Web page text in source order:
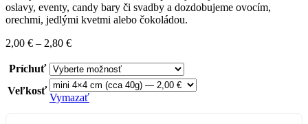
oslavy, eventy, candy bary či svadby a dozdobujeme ovocím,
orechmi, jedlými kvetmi alebo čokoládou.
2,00 € – 2,80 €Price
2,00 €
through
2,80 €
Príchuť
Veľkosť
Vymazať